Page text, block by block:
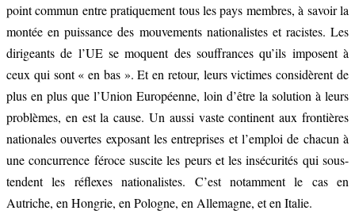
point commun entre pratiquement tous les pays membres, à savoir la
montée en puissance des mouvements nationalistes et racistes. Les
dirigeants de l’UE se moquent des souffrances qu’ils imposent à
ceux qui sont « en bas ». Et en retour, leurs victimes considèrent de
plus en plus que l’Union Européenne, loin d’être la solution à leurs
problèmes, en est la cause. Un aussi vaste continent aux frontières
nationales ouvertes exposant les entreprises et l’emploi de chacun à
une concurrence féroce suscite les peurs et les insécurités qui sous-
tendent les réflexes nationalistes. C’est notamment le cas en
Autriche, en Hongrie, en Pologne, en Allemagne, et en Italie.